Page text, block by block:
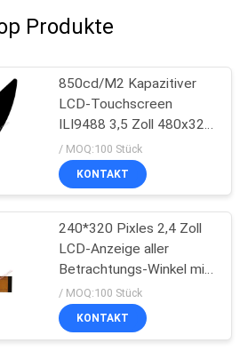
Produkte
850cd/M2 Kapazitiver
LCD-Touchscreen
ILI9488 3,5 Zoll 480x320
Punkte
/ MOQ:100 Stück
KONTAKT
240*320 Pixles 2,4 Zoll
LCD-Anzeige aller
Betrachtungs-Winkel mit
I2C TP
/ MOQ:100 Stück
KONTAKT